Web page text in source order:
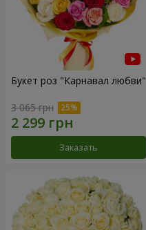
Букет роз "Карнавал любви"
3 065 грн
Заказать